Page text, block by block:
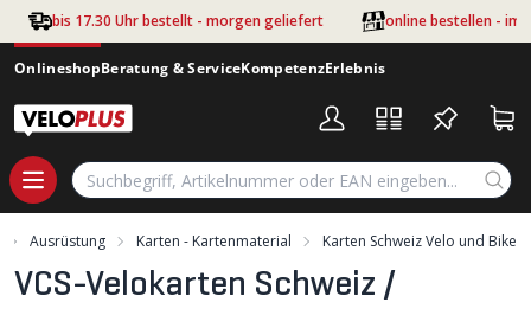
Zum Hauptinhalt springen
bis 17.30 Uhr bestellt - morgen geliefert online bestellen - im
OnlineshopBeratung & ServiceKompetenzErlebnis
Ausrüstung Karten - Kartenmaterial Karten Schweiz Velo und Bike
VCS-Velokarten Schweiz /